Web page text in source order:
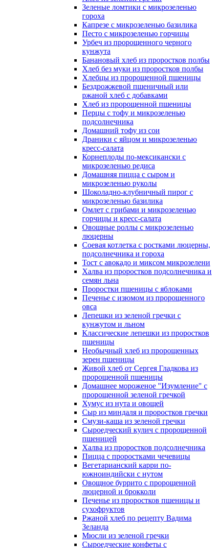
Зеленые ломтики с микрозеленью
гороха
Капрезе с микрозеленью базилика
Песто с микрозеленью горчицы
Урбеч из пророщенного черного
кунжута
Банановый хлеб из проростков полбы
Хлеб без муки из проростков полбы
Хлебцы из пророщенной пшеницы
Бездрожжевой пшеничный или
ржаной хлеб с добавками
Хлеб из пророщенной пшеницы
Перцы с тофу и микрозеленью
подсолнечника
Домашний тофу из сои
Драники с яйцом и микрозеленью
кресс-салата
Корнеплоды по-мексикански с
микрозеленью редиса
Домашняя пицца с сыром и
микрозеленью руколы
Шоколадно-клубничный пирог с
микрозеленью базилика
Омлет с грибами и микрозеленью
горчицы и кресс-салата
Овощные роллы с микрозеленью
люцерны
Соевая котлетка с ростками люцерны,
подсолнечника и гороха
Тост с авокадо и миксом микрозелени
Халва из проростков подсолнечника и
семян льна
Проростки пшеницы с яблоками
Печенье с изюмом из пророщенного
овса
Лепешки из зеленой гречки с
кунжутом и льном
Классические лепешки из проростков
пшеницы
Необычный хлеб из пророщенных
зерен пшеницы
Живой хлеб от Сергея Гладкова из
пророщенной пшеницы
Домашнее мороженое "Изумление" с
пророщенной зеленой гречкой
Хумус из нута и овощей
Сыр из миндаля и проростков гречки
Смузи-каша из зеленой гречки
Сыроедческий кулич с пророщенной
пшеницей
Халва из проростков подсолнечника
Пицца с проростками чечевицы
Вегетарианский карри по-
южноиндийски с нутом
Овощное буррито с пророщенной
люцерной и брокколи
Печенье из проростков пшеницы и
сухофруктов
Ржаной хлеб по рецепту Вадима
Зеланда
Мюсли из зеленой гречки
Сыроедческие конфеты с